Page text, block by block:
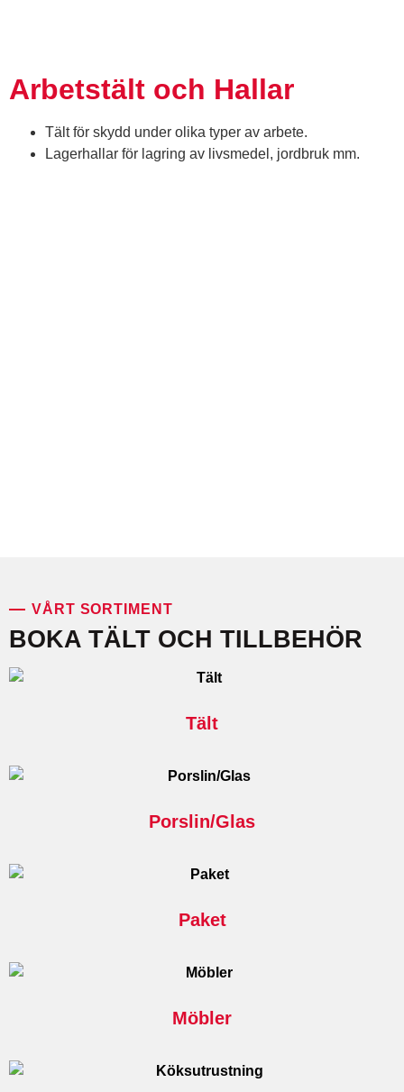
Arbetstält och Hallar
Tält för skydd under olika typer av arbete.
Lagerhallar för lagring av livsmedel, jordbruk mm.
VÅRT SORTIMENT
BOKA TÄLT OCH TILLBEHÖR
Tält
Porslin/Glas
Paket
Möbler